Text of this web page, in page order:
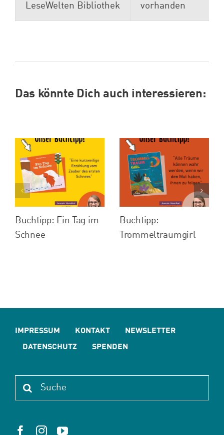
LeseWelten Bibliothek vorhanden
Das könnte Dich auch interessieren:
Buchtipp: Ein Tag im
Schnee
Buchtipp:
Trommeltraumgirl
IMPRESSUM KONTAKT
NEWSLETTER
DATENSCHUTZ
SPENDEN
Suche